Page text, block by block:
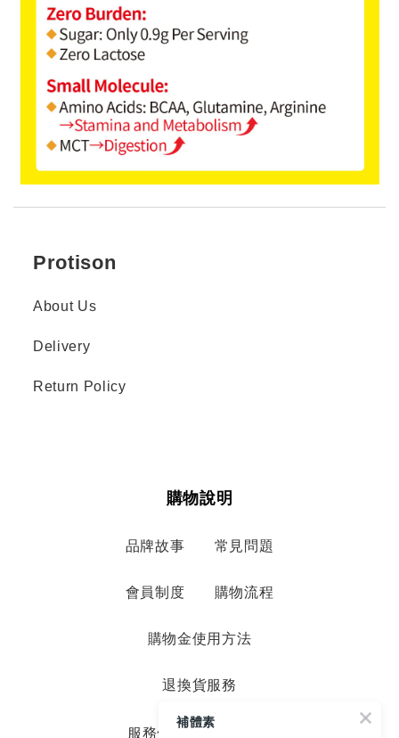
Protison
About Us
Delivery
Return Policy
購物說明
品牌故事 常見問題
會員制度 購物流程
購物金使用方法
退換貨服務
服務條款 隱私政策
補體素